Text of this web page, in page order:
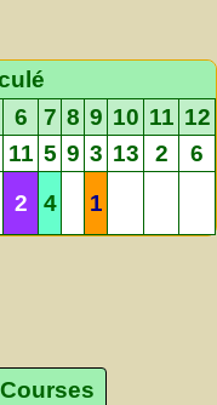
6 7 8 9 10 11 12
11 5 9 3 13 2
6
2 4 1